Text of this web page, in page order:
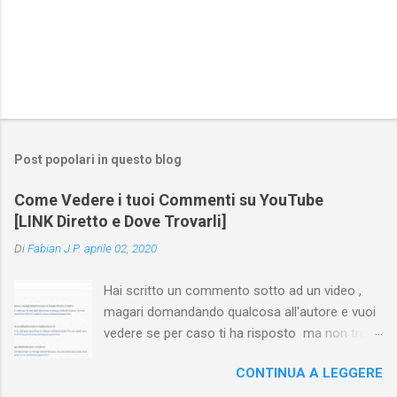
Post popolari in questo blog
Come Vedere i tuoi Commenti su YouTube
[LINK Diretto e Dove Trovarli]
DiFabian J.P. aprile 02, 2020
Hai scritto un commento sotto ad un video ,
magari domandando qualcosa all'autore e vuoi
vedere se per caso ti ha risposto ma non trovi
nessuna voce del tipo " cronologia commenti
CONTINUA A LEGGERE